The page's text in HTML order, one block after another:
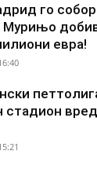
го
Мурињо
евра!
стадион